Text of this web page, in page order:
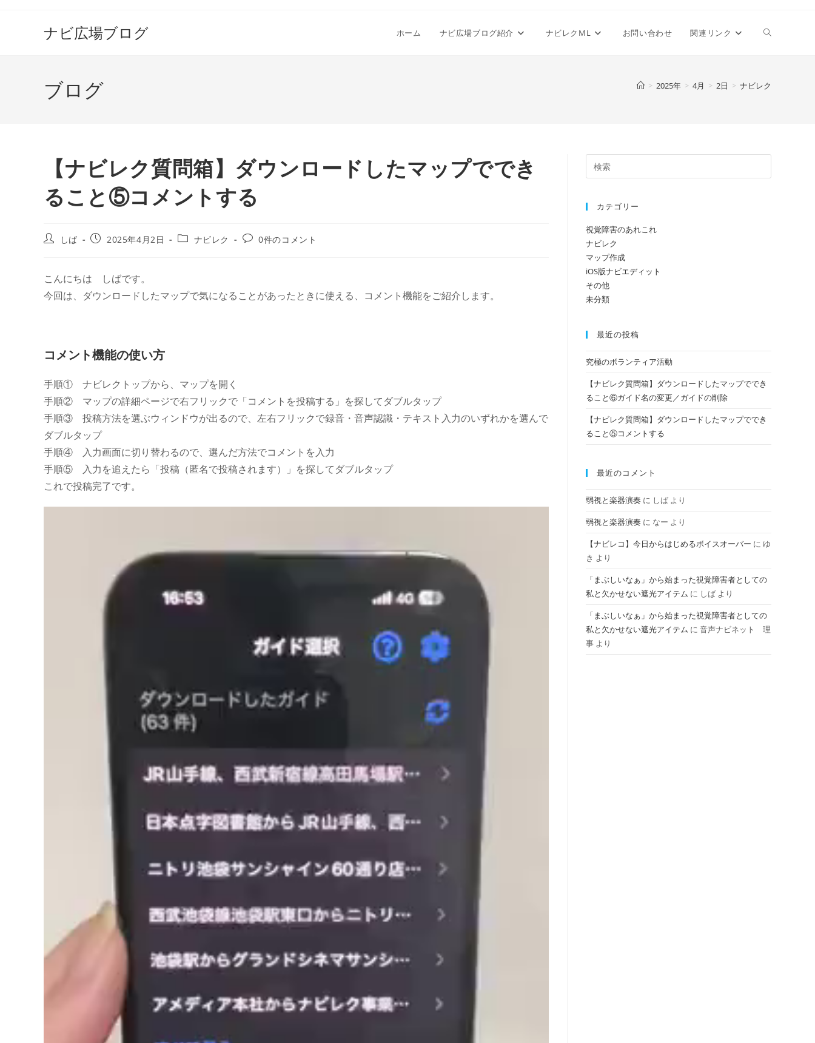
ナビ広場ブログ ホーム ナビ広場ブログ紹介 ナビレクML お問い合わせ 関連リンク ウ
索
ブログ > 2025年 > 4月 > 2日 > ナビレク
【ナビレク質問箱】ダウンロードしたマップででき
ること⑤コメントする
投
しば
投
日:
2025年4月2日
投
リ
ナビレク
投
ト:
0件のコメント
こんにちは しばです。
今回は、ダウンロードしたマップで気になることがあったときに使える、コメント機能をご紹介します。
コメント機能の使い方
手順① ナビレクトップから、マップを開く
手順② マップの詳細ページで右フリックで「コメントを投稿する」を探してダブルタップ
手順③ 投稿方法を選ぶウィンドウが出るので、左右フリックで録音・音声認識・テキスト入力のいずれかを選んで
ダブルタップ
手順④ 入力画面に切り替わるので、選んだ方法でコメントを入力
手順⑤ 入力を追えたら「投稿（匿名で投稿されます）」を探してダブルタップ
これで投稿完了です。
カテゴリー
視覚障害のあれこれ
ナビレク
マップ作成
iOS版ナビエディット
その他
未分類
最近の投稿
究極のボランティア活動
【ナビレク質問箱】ダウンロードしたマップででき
ること⑥ガイド名の変更／ガイドの削除
【ナビレク質問箱】ダウンロードしたマップででき
ること⑤コメントする
最近のコメント
弱視と楽器演奏 に しば より
弱視と楽器演奏 に なー より
【ナビレコ】今日からはじめるボイスオーバー に ゆ
き より
「まぶしいなぁ」から始まった視覚障害者としての
私と欠かせない遮光アイテム に しば より
「まぶしいなぁ」から始まった視覚障害者としての
私と欠かせない遮光アイテム に 音声ナビネット 理
事 より